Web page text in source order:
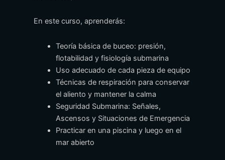
En este curso, aprenderás:
Teoría básica de buceo: presión,
flotabilidad y fisiología submarina
Uso adecuado de cada pieza de equipo
Técnicas de respiración para conservar
el aliento y mantener la calma
Seguridad Submarina: Señales,
Ascensos y Situaciones de Emergencia
Practicar en una piscina y luego en el
mar abierto